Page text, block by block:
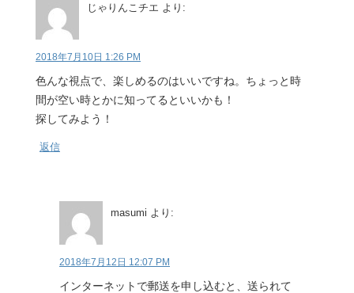
じゃりんこチエ より:
2018年7月10日 1:26 PM
色んな視点で、楽しめるのはいいですね。ちょっと時
間が空い時とかに知ってるといいかも！
探してみよう！
返信
masumi より:
2018年7月12日 12:07 PM
インターネットで郵送を申し込むと、送られて